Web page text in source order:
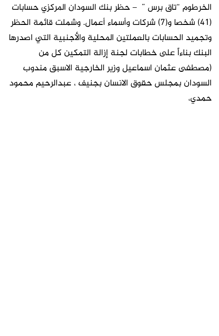
الخرطوم “تاق برس ” – حظر بنك السودان المركزي حسابات
(41) شخصا و(7) شركات وأسماء أعمال. وشملت قائمة الحظر
وتجميد الحسابات بالعملتين المحلية والأجنبية التي اصدرها
البنك بناءاً على خطابات لجنة إزالة التمكين كل من
(مصطفى عثمان اسماعيل وزير الخارجية الاسبق مندوب
السودان بمجلس حقوق الانسان بجنيف ، عبدالرحيم محمود
حمدي،